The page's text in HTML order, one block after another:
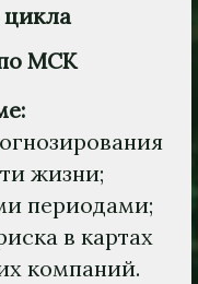
цикла
МСК
жизни;
периодами;
в картах
компаний.